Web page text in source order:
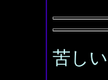
苦しい